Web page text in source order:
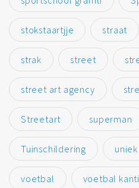
stokstaartjje straat
strak street
street art agency
Streetart superman
Tuinschildering uniek
voetbal voetbal